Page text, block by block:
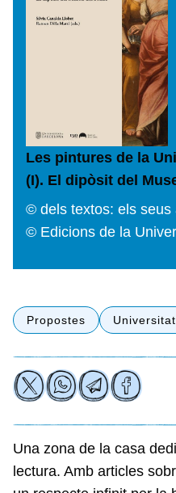
Les pintures de la
(I). El dipòsit del
© dels textos: els seus
© Edicions de la
Propostes
Una zona de la casa
lectura. Amb articles